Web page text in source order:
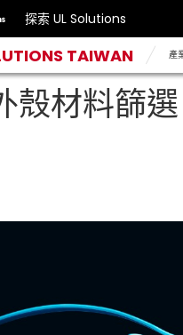
探索 UL Solutions
TAIWAN 產
殼材料篩